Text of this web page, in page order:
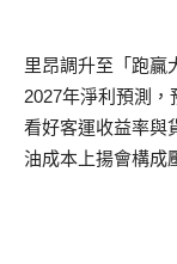
里昂調升至「跑贏
2027年淨利預測
看好客運收益率與
油成本上揚會構成